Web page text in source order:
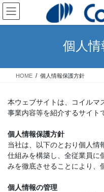
コ
ン
テ
ス
ナ
ビ
ゲ
ン
個人
HOME 個人情報保護方針
本ウェブサイトは、コイルマ
事業内容等を紹介するサイト
個人情報保護方針
当社は、以下のとおり個人情
仕組みを構築し、全従業員に
みを徹底させることにより、
個人情報の管理